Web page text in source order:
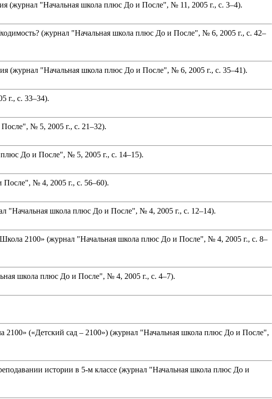
(журнал "Начальная школа плюс До и После", № 11, 2005 г., с. 3–4).
(журнал "Начальная школа плюс До и После", № 6, 2005 г., с. 42–
(журнал "Начальная школа плюс До и После", № 6, 2005 г., с. 35–41).
г., с. 33–34).
№ 5, 2005 г., с. 21–32).
До и После", № 5, 2005 г., с. 14–15).
№ 4, 2005 г., с. 56–60).
"Начальная школа плюс До и После", № 4, 2005 г., с. 12–14).
2100» (журнал "Начальная школа плюс До и После", № 4, 2005 г., с. 8–
школа плюс До и После", № 4, 2005 г., с. 4–7).
(«Детский сад – 2100») (журнал "Начальная школа плюс До и После",
истории в 5-м классе (журнал "Начальная школа плюс До и